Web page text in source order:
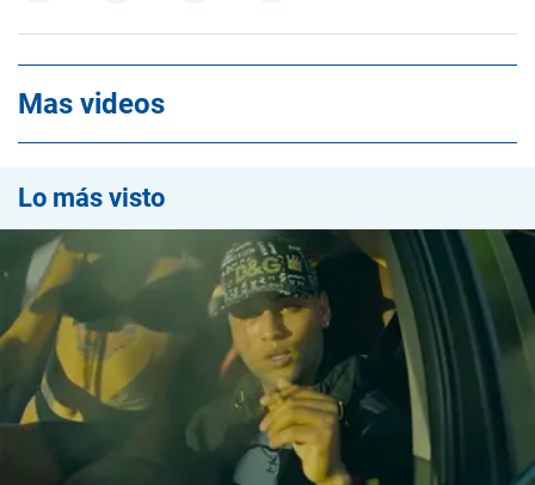
Mas videos
Lo más visto